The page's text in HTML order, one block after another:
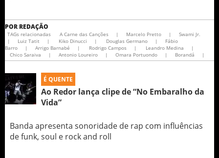
POR REDAÇÃO
TAGs relacionadas A Carne das Canções | Marcelo Pretto |
Swami Jr.
|
Luiz Tatit | Kiko Dinucci | Douglas Germano |
Fábio
Barro
| Arrigo Barnabé | Rodrigo Campos | Leandro Medina
|
Chico Saraiva
| Antonio Loureiro | Omara Portuondo | Borandá |
É QUENTE
Ao Redor lança clipe de “No Embaralho da
Vida”
Banda apresenta sonoridade de rap com influências
de funk, soul e rock and roll